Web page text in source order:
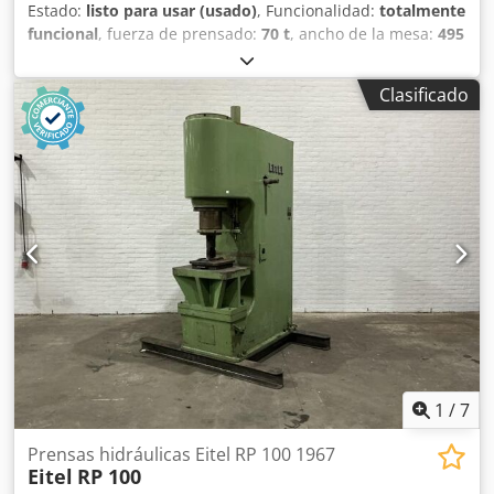
portapinzas para la fijación de la herramienta de la prensa
Guías de la herramienta en la mesa DETALLES TÉCNICOS
Fuerza de la prensa: 4.000 kN Carrera ajustable de: 30–180
mm Csdpfxjzmfnqe Agloha Número de carreras por
minuto, ajustable en ciclo continuo: 15–45 /min Ajuste del
vástago: 150 mm Salida: 500 mm Superficie del vástago
(ancho × profundidad): 1.200 × 800 mm Superficie de la
mesa (ancho × profundidad): 1.600 × 1.000 mm Distancia
máxima entre la mesa y la superficie del vástago: 625 mm
DETALLES DE LA MÁQUINA Control: Siemens S7-300
Potencia del motor: 55 kW Velocidad del motor: 1.500 rpm
Cojín de tracción hidráulico Diámetro del pistón: 110 mm
Diámetro de la varilla del pistón: 90 mm Superficie efectiva
del pistón: 95 cm² Diámetro del cojín de tracción: 230 mm
Fuerza de contrapresión ajustable: 10–250 kN Carrera útil
del cojín de tracción: 90 mm Velocidad del cojín de
tracción al extenderse: máx. 65 mm/s Sistema hidráulico
Caudal de la bomba del cojín de tracción: 29 l/min
Potencia de accionamiento de la bomba principal: 7,5 kW
Volumen de aceite en el depósito: 250 l Caudal de la
bomba de recirculación: 65 l/min Potencia de
Estado: listo para usar (usado), Funcionalidad: totalmente
funcional, fuerza de prensado: 70 t, ancho de la mesa: 495
650 mm
Fuerza de prensado: 70 t Carrera, mín.: 10 mm Carrera,
máx.: 90 mm Longitud de la mesa: 650 mm Ancho de la
mesa: 495 mm Ancho del soporte: 400 mm Cedpfx
Agozrmm Ssljha DETALLES DE LA MÁQUINA Sistema de
control: CNC Dimensiones y peso Dimensiones (largo x
ancho x alto): 2.650 x 1.600 x 3.350 mm Peso en vacío:
9.000 kg Paquetes de transporte: 4 unidades
EQUIPAMIENTO Documentación
Clasificado
1 /7
Prensas hidráulicas Eitel RP 100 1967
Eitel RP 100